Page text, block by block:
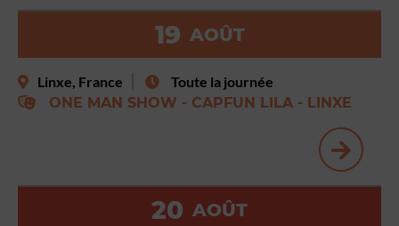
19 AOÛT
Linxe, France
Toute la journée
ONE MAN SHOW - CAPFUN LILA - LINXE
20 AOÛT